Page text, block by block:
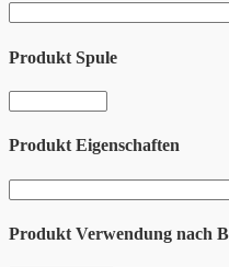
Produkt Spule
Produkt Eigenschaften
Produkt Verwendung nach